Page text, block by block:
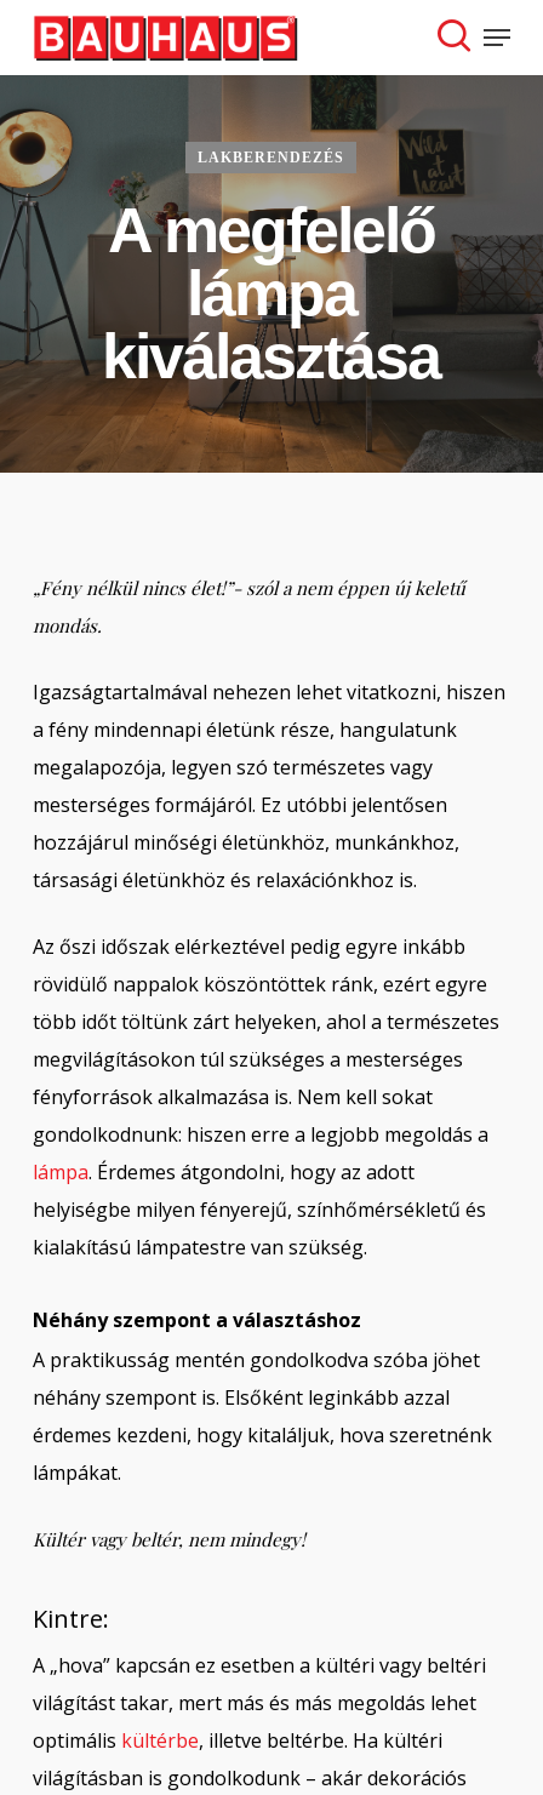
Skip
content
search
Menu
LAKBERENDEZÉS
A megfelelő
lámpa
kiválasztása
„Fény nélkül nincs élet!”- szól a nem éppen új keletű
mondás.
Igazságtartalmával nehezen lehet vitatkozni, hiszen
a fény mindennapi életünk része, hangulatunk
megalapozója, legyen szó természetes vagy
mesterséges formájáról. Ez utóbbi jelentősen
hozzájárul minőségi életünkhöz, munkánkhoz,
társasági életünkhöz és relaxációnkhoz is.
Az őszi időszak elérkeztével pedig egyre inkább
rövidülő nappalok köszöntöttek ránk, ezért egyre
több időt töltünk zárt helyeken, ahol a természetes
megvilágításokon túl szükséges a mesterséges
fényforrások alkalmazása is. Nem kell sokat
gondolkodnunk: hiszen erre a legjobb megoldás a
lámpa. Érdemes átgondolni, hogy az adott
helyiségbe milyen fényerejű, színhőmérsékletű és
kialakítású lámpatestre van szükség.
Néhány szempont a választáshoz
A praktikusság mentén gondolkodva szóba jöhet
néhány szempont is. Elsőként leginkább azzal
érdemes kezdeni, hogy kitaláljuk, hova szeretnénk
lámpákat.
Kültér vagy beltér, nem mindegy!
Kintre:
A „hova” kapcsán ez esetben a kültéri vagy beltéri
világítást takar, mert más és más megoldás lehet
optimális kültérbe, illetve beltérbe. Ha kültéri
világításban is gondolkodunk – akár dekorációs
Close